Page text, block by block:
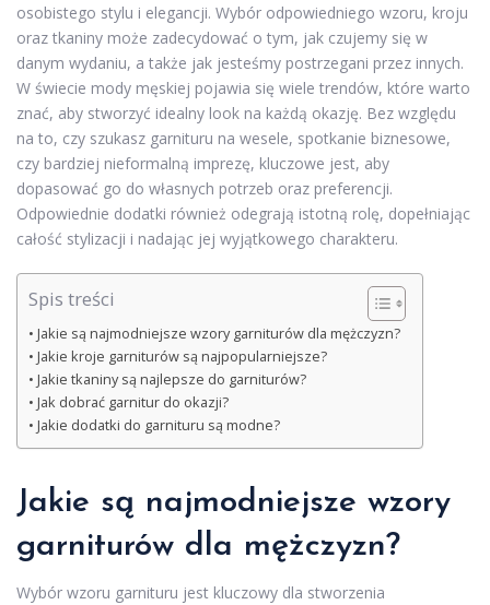
osobistego stylu i elegancji. Wybór odpowiedniego wzoru, kroju
oraz tkaniny może zadecydować o tym, jak czujemy się w
danym wydaniu, a także jak jesteśmy postrzegani przez innych.
W świecie mody męskiej pojawia się wiele trendów, które warto
znać, aby stworzyć idealny look na każdą okazję. Bez względu
na to, czy szukasz garnituru na wesele, spotkanie biznesowe,
czy bardziej nieformalną imprezę, kluczowe jest, aby
dopasować go do własnych potrzeb oraz preferencji.
Odpowiednie dodatki również odegrają istotną rolę, dopełniając
całość stylizacji i nadając jej wyjątkowego charakteru.
Spis treści
Jakie są najmodniejsze wzory garniturów dla mężczyzn?
Jakie kroje garniturów są najpopularniejsze?
Jakie tkaniny są najlepsze do garniturów?
Jak dobrać garnitur do okazji?
Jakie dodatki do garnituru są modne?
Jakie są najmodniejsze wzory
garniturów dla mężczyzn?
Wybór wzoru garnituru jest kluczowy dla stworzenia